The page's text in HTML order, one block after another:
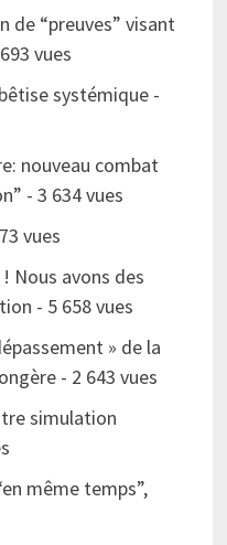
de “preuves” visant
vues
systémique-
nouveau combat
- 3 634 vues
vues
Nous avons des
- 5 658 vues
» de la
- 2 643 vues
simulation
même temps”,